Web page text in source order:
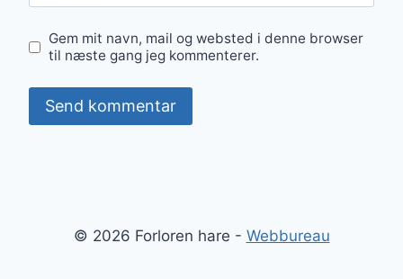
Gem mit navn, mail og websted i denne browser
til næste gang jeg kommenterer.
© 2026 Forloren hare - Webbureau